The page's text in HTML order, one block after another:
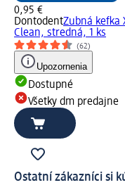
0,95 €
DontodentZubná kefka
Clean, stredná, 1 ks
(62)
Upozornenia
Dostupné
Všetky dm predajne
Ostatní zákazníci si